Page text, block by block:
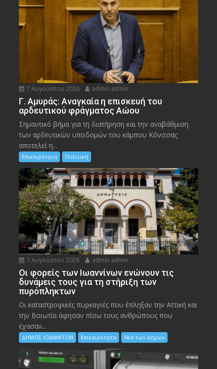
7 Αυγούστου 2026 admin admin
Γ. Αμυράς: Αναγκαία η επισκευή του
αρδευτικού φράγματος Αώου
Σημαντικό βήμα για τη διατήρηση και την αναβάθμιση
των αρδευτικών υποδομών του κάμπου Κόνιτσας
αποτελεί η...
Επικαιρότητα Πολιτική
7 Αυγούστου 2026 admin admin
Οι φορείς των Ιωαννίνων ενώνουν τις
δυνάμεις τους για τη στήριξη των
πυρόπληκτων
Οι καταστροφικές πυρκαγιές που έπληξαν την Αττική και
την Bοιωτία άφησαν πίσω τους ανθρώπους που
έχασαν...
ΔΗΜΟΣ ΙΩΑΝΝΙΤΩΝ Επικαιρότητα Νέα των Δήμων